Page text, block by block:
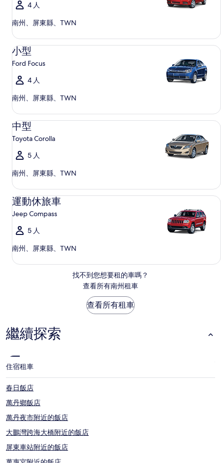
4 人
南州、屏東縣、TWN
小型
Ford Focus
4 人
南州、屏東縣、TWN
小型 Ford Focus
中型
Toyota Corolla
5 人
南州、屏東縣、TWN
中型 Toyota Corolla
運動休旅車
Jeep Compass
5 人
南州、屏東縣、TWN
運動休旅車 Jeep Compass
找不到您想要租的車嗎？
查看所有南州租車
查看所有租車
繼續探索
住宿租車
春日飯店
萬丹鄉飯店
萬丹夜市附近的飯店
大鵬灣跨海大橋附近的飯店
屏東車站附近的飯店